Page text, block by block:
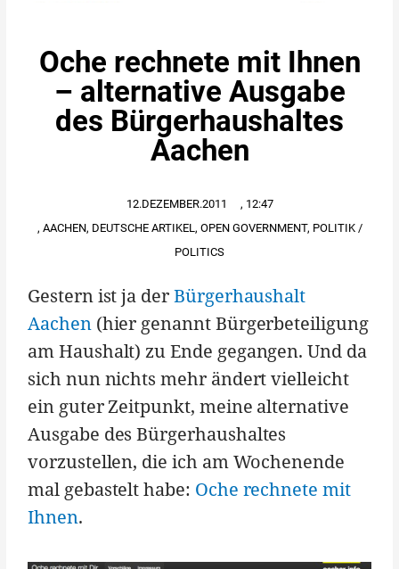
Oche rechnete mit Ihnen
– alternative Ausgabe
des Bürgerhaushaltes
Aachen
12.DEZEMBER.2011 , 12:47
, AACHEN, DEUTSCHE ARTIKEL , OPEN GOVERNMENT, POLITIK /
POLITICS
Gestern ist ja derBürgerhaushalt
Aachen(hier genannt Bürgerbeteiligung
am Haushalt) zu Ende gegangen. Und da
sich nun nichts mehr ändert vielleicht
ein guter Zeitpunkt, meine alternative
Ausgabe des Bürgerhaushaltes
vorzustellen, die ich am Wochenende
mal gebastelt habe: Oche rechnete mit
Ihnen.